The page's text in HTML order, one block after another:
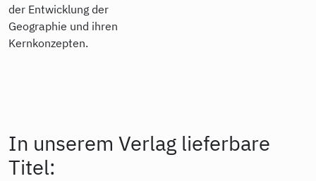
der Entwicklung der
Geographie und ihren
Kernkonzepten.
In unserem Verlag lieferbare
Titel: